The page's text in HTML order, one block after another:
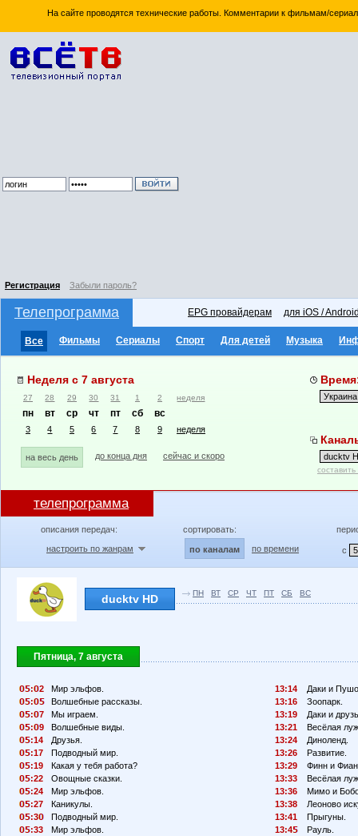
На сайте проводятся технические работы. Комментарии к фильмам/
Регистрация Забыли пароль?
Телепрограмма EPG провайдерам для iOS /
Все Фильмы Сериалы Спорт Для детей Музыка
Неделя с 7 августа
27 28 29 30 31 1 2 неделя
пн вт ср чт пт сб вс
3 4 5 6 7 8 9 неделя
на весь день до конца дня сейчас и скоро
телепрограмма
описания передач:
настроить по жанрам
сортировать:
по каналам по времени с
ducktv HD ПН ВТ СР ЧТ ПТ СБ ВС
Пятница, 7 августа
: 2
Мир эльфов.
:
Волшебные рассказы.
:
7
Мы играем.
:
9
Волшебные виды.
:14
Друзья.
:17
Подводный мир.
:19
Какая у тебя работа?
:22
Овощные сказки.
:24
Мир эльфов.
:27
Каникулы.
:3
Подводный мир.
:33
Мир эльфов.
13:14
Даки и
13:16
Зоопарк.
13:19
Даки и
13:21
Весёлая
13:24
Диноленд.
13:26
Развитие.
13:29
Финн и
13:33
Весёлая
13:36
Мимо и
13:38
Леоново
13:41
Прыгуны.
13:4
Рауль.